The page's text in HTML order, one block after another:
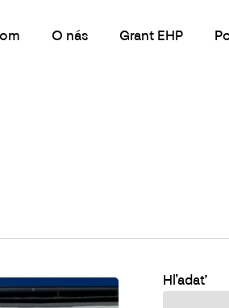
O nás Grant EHP
Hľadať